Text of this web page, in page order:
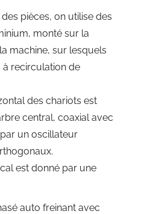
pièces, on utilise des
monté sur la
machine, sur lesquels
à recirculation de
des chariots est
central, coaxial avec
un oscillateur
est donné par une
auto freinant avec